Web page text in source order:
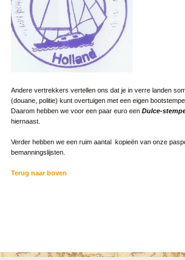
Andere vertrekkers vertellen ons dat je in verre landen
(douane, politie) kunt overtuigen met een eigen
Daarom hebben we voor een paar euro een Dulce-
hiernaast.
Verder hebben we een ruim aantal kopieën van onze
bemanningslijsten.
Terug naar boven